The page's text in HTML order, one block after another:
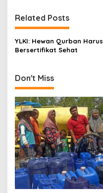
n
a
v
g
a
t
i
o
n
Related Posts
YLKI: Hewan Qurban Harus
Bersertifikat Sehat
Don't Miss